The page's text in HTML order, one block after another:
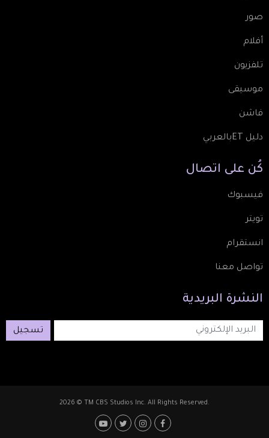
صور
أفلام
تلفزيون
موسيقى
فاشن
دليل ETبالعربي
كُن على اتصال
فيسبوك
تويتر
انستقرام
تواصل معنا
النشرة البريدية
تسجيل
2026 © TM CBS Studios Inc. All Rights Reserved.
Footer: Social Media